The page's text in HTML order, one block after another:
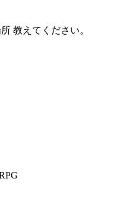
教えてください。